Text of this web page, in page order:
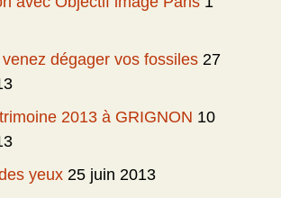
dégager vos fossiles 27
2013 à GRIGNON 10
yeux 25 juin 2013